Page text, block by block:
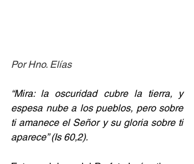
Por Hno. Elías
“Mira: la oscuridad cubre la tierra, y
espesa nube a los pueblos, pero sobre
ti amanece el Señor y su gloria sobre ti
aparece” (Is 60,2).